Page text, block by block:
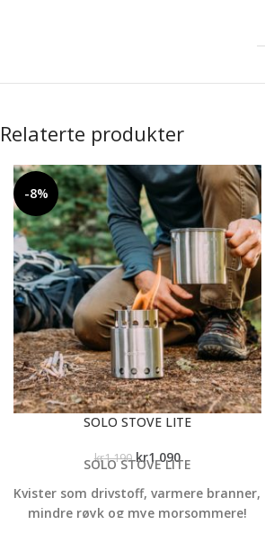
Relaterte produkter
-8%
SOLO STOVE LITE
kr1 190 kr1 090
SOLO STOVE LITE
Kvister som drivstoff, varmere branner,
mindre røyk og mye morsommere!